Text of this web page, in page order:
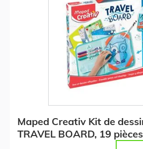
Maped Creativ Kit de
TRAVEL BOARD, 19 pièces